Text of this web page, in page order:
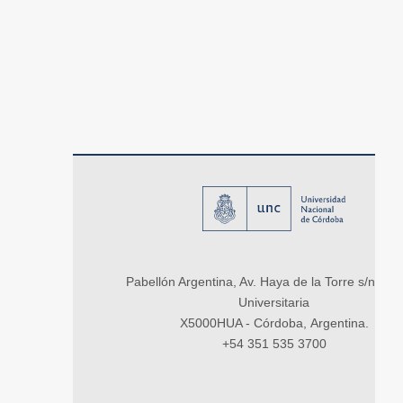
Pabellón Argentina, Av. Haya de la Torre s/n,
Universitaria
X5000HUA - Córdoba, Argentina.
+54 351 535 3700